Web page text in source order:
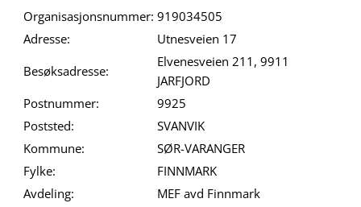
Organisasjonsnummer: 919034505
Adresse:
Utnesveien 17
Besøksadresse:
Elvenesveien 211, 9911
JARFJORD
Postnummer:
9925
Poststed:
SVANVIK
Kommune:
SØR-VARANGER
Fylke:
FINNMARK
Avdeling:
MEF avd Finnmark